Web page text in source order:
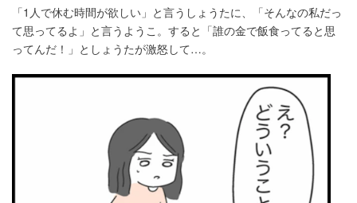
「1人で休む時間が欲しい」と言うしょうたに、「そんなの私だっ
て思ってるよ」と言うようこ。すると「誰の金で飯食ってると思
ってんだ！」としょうたが激怒して…。